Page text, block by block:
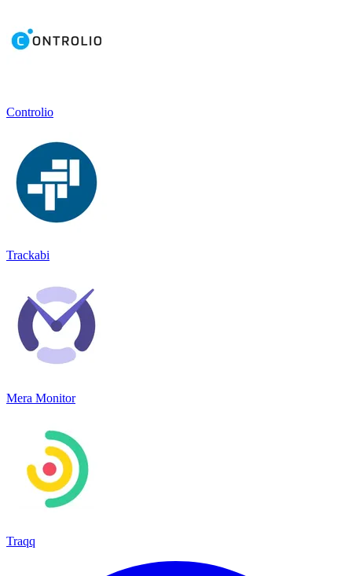
Controlio
Trackabi
Mera Monitor
Traqq